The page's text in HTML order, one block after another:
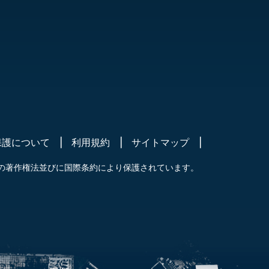
について 利用規約 サイトマップ
著作権法並びに国際条約により保護されています。